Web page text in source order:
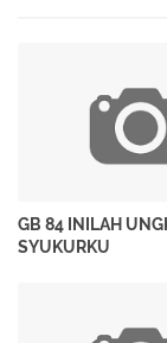
GB 84 INILAH
SYUKURKU